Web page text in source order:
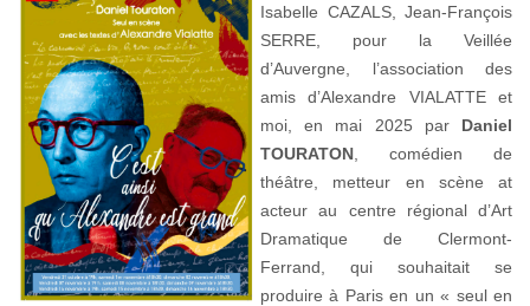
Isabelle CAZALS, Jean-François
SERRE, pour la Veillée
d’Auvergne, l’association des
amis d’Alexandre VIALATTE et
moi, en mai 2025 par Daniel
TOURATON , comédien de
théâtre, metteur en scène at
acteur au centre régional d’Art
Dramatique de Clermont-
Ferrand, qui souhaitait se
produire à Paris en un « seul en